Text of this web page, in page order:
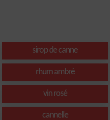
sirop de canne
rhum ambré
vin rosé
cannelle